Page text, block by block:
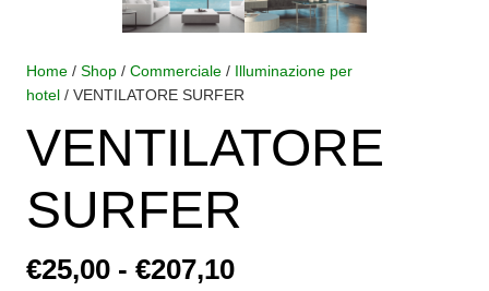
Home / Shop / Commerciale / Illuminazione per
hotel / VENTILATORE SURFER
VENTILATORE
SURFER
€25,00 - €207,10Fascia